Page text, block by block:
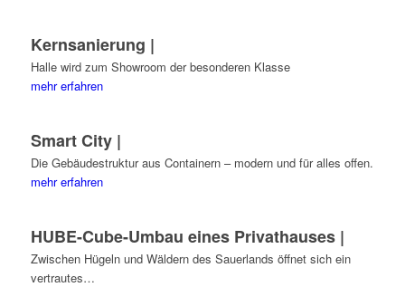
Kernsanierung |
Halle wird zum Showroom der besonderen Klasse
mehr erfahren
Smart City |
Die Gebäudestruktur aus Containern – modern und für alles offen.
mehr erfahren
HUBE-Cube-Umbau eines Privathauses |
Zwischen Hügeln und Wäldern des Sauerlands öffnet sich ein
vertrautes…